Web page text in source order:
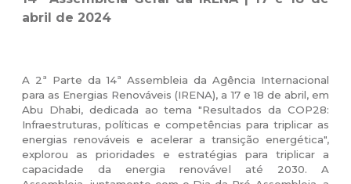
abril de 2024
A 2ª Parte da 14ª Assembleia da Agência Internacional
para as Energias Renováveis (IRENA), a 17 e 18 de abril, em
Abu Dhabi, dedicada ao tema "Resultados da COP28:
Infraestruturas, políticas e competências para triplicar as
energias renováveis e acelerar a transição energética",
explorou as prioridades e estratégias para triplicar a
capacidade da energia renovável até 2030. A